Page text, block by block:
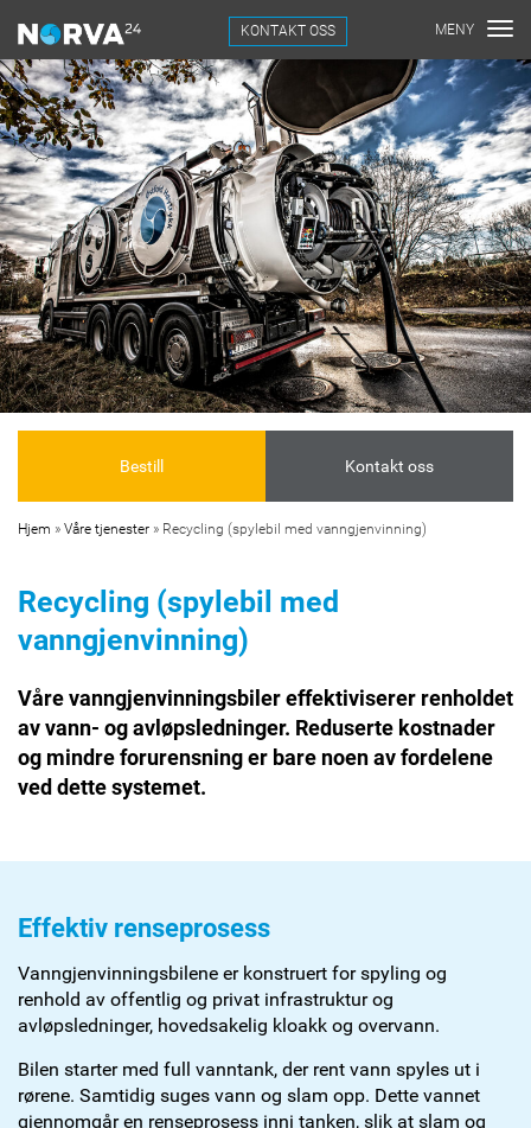
KONTAKT OSS
Bestill Kontakt oss
Hjem » Våre tjenester » Recycling (spylebil med vanngjenvinning)
Recycling (spylebil med
vanngjenvinning)
Våre vanngjenvinningsbiler effektiviserer renholdet
av vann- og avløpsledninger. Reduserte kostnader
og mindre forurensning er bare noen av fordelene
ved dette systemet.
Effektiv renseprosess
Vanngjenvinningsbilene er konstruert for spyling og
renhold av offentlig og privat infrastruktur og
avløpsledninger, hovedsakelig kloakk og overvann.
Bilen starter med full vanntank, der rent vann spyles ut i
rørene. Samtidig suges vann og slam opp. Dette vannet
gjennomgår en renseprosess inni tanken, slik at slam og